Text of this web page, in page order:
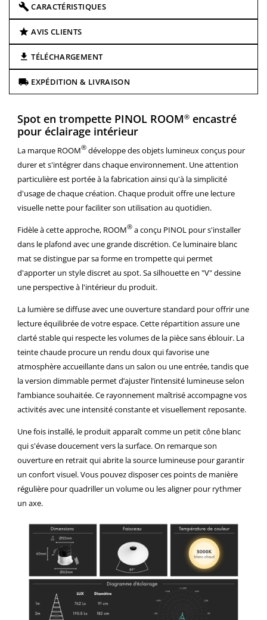
CARACTÉRISTIQUES
AVIS CLIENTS
TÉLÉCHARGEMENT
EXPÉDITION & LIVRAISON
Spot en trompette PINOL ROOM® encastré
pour éclairage intérieur
La marque ROOM® développe des objets lumineux conçus pour
durer et s'intégrer dans chaque environnement. Une attention
particulière est portée à la fabrication ainsi qu'à la simplicité
d'usage de chaque création. Chaque produit offre une lecture
visuelle nette pour faciliter son utilisation au quotidien.
Fidèle à cette approche, ROOM® a conçu PINOL pour s'installer
dans le plafond avec une grande discrétion. Ce luminaire blanc
mat se distingue par sa forme en trompette qui permet
d'apporter un style discret au spot. Sa silhouette en "V" dessine
une perspective à l'intérieur du produit.
La lumière se diffuse avec une ouverture standard pour offrir une
lecture équilibrée de votre espace. Cette répartition assure une
clarté stable qui respecte les volumes de la pièce sans éblouir. La
teinte chaude procure un rendu doux qui favorise une
atmosphère accueillante dans un salon ou une entrée, tandis que
la version dimmable permet d’ajuster l’intensité lumineuse selon
l’ambiance souhaitée. Ce rayonnement maîtrisé accompagne vos
activités avec une intensité constante et visuellement reposante.
Une fois installé, le produit apparaît comme un petit cône blanc
qui s'évase doucement vers la surface. On remarque son
ouverture en retrait qui abrite la source lumineuse pour garantir
un confort visuel. Vous pouvez disposer ces points de manière
régulière pour quadriller un volume ou les aligner pour rythmer
un axe.